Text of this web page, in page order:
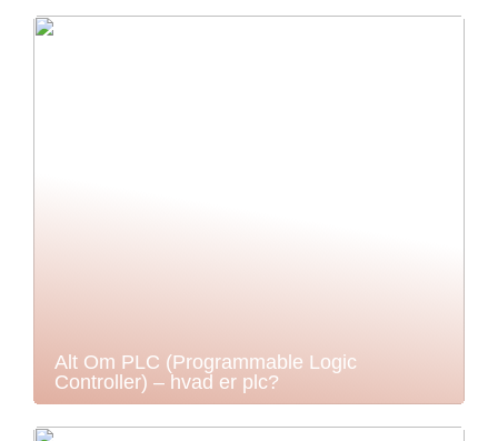
Alt Om PLC (Programmable Logic
Controller) – hvad er plc?